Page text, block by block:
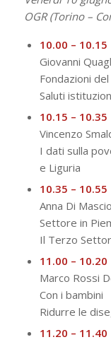
OGR (Torino –
10.00 – 10.15
Giovanni
Fondazioni
Saluti
10.15 – 10.35
Vincenzo
I dati sulla
e Liguria
10.35 – 10.55
Anna Di
Settore in
Il Terzo
11.00 – 10.20
Marco Rossi
Con i bambini
Ridurre le
11.20 – 11.40